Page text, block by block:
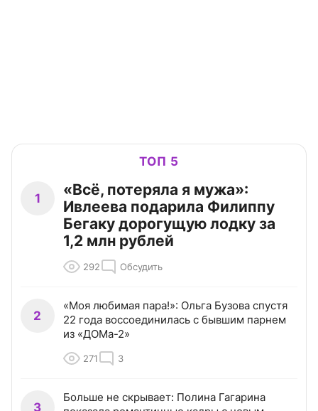
ТОП 5
1
«Всё, потеряла я мужа»:
Ивлеева подарила Филиппу
Бегаку дорогущую лодку за
1,2 млн рублей
292 Обсудить
2
«Моя любимая пара!»: Ольга Бузова спустя
22 года воссоединилась с бывшим парнем
из «ДОМа-2»
271 3
3
Больше не скрывает: Полина Гагарина